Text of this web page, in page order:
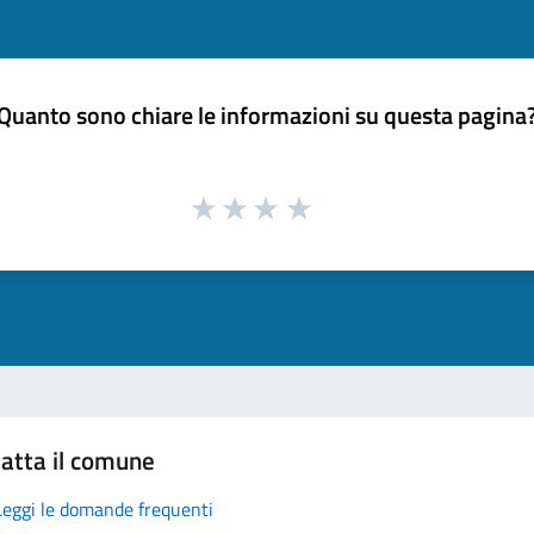
sono chiare le informazioni su questa
il comune
le domande frequenti